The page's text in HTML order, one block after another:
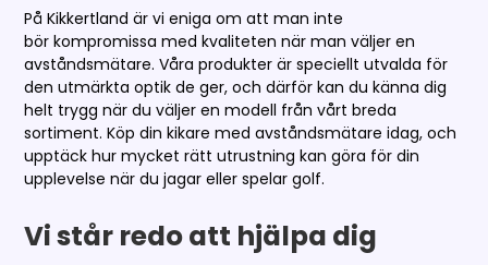
På Kikkertland är vi eniga om att man inte
bör kompromissa med kvaliteten när man väljer en
avståndsmätare. Våra produkter är speciellt utvalda för
den utmärkta optik de ger, och därför kan du känna dig
helt trygg när du väljer en modell från vårt breda
sortiment. Köp din kikare med avståndsmätare idag, och
upptäck hur mycket rätt utrustning kan göra för din
upplevelse när du jagar eller spelar golf.
Vi står redo att hjälpa dig